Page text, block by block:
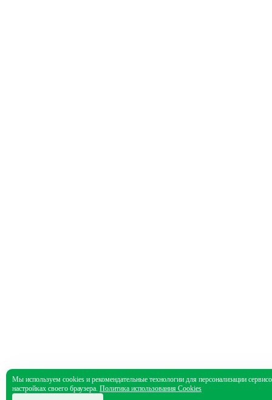
Мы используем cookies и рекомендательные технологии для персонализации
настройках своего браузера. Политика использования Cookies